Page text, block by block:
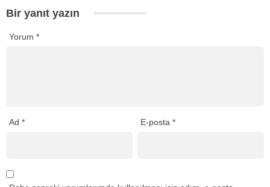
Bir yanıt yazın
Yorum *
Ad * E-posta*